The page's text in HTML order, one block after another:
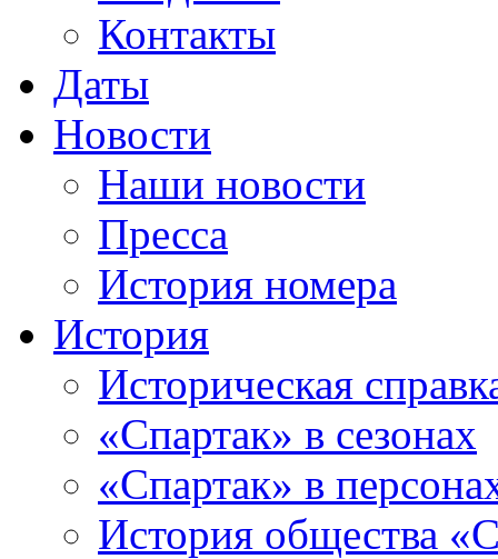
Контакты
Даты
Новости
Наши новости
Пресса
История номера
История
Историческая
«Спартак» в сезонах
«Спартак» в
История общества